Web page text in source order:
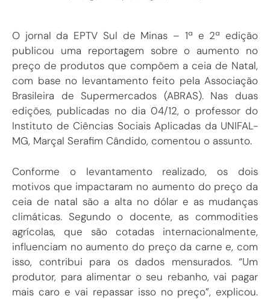
O jornal da EPTV Sul de Minas – 1ª e 2ª edição
publicou uma reportagem sobre o aumento no
preço de produtos que compõem a ceia de Natal,
com base no levantamento feito pela Associação
Brasileira de Supermercados (ABRAS). Nas duas
edições, publicadas no dia 04/12, o professor do
Instituto de Ciências Sociais Aplicadas da UNIFAL-
MG, Marçal Serafim Cândido, comentou o assunto.
Conforme o levantamento realizado, os dois
motivos que impactaram no aumento do preço da
ceia de natal são a alta no dólar e as mudanças
climáticas. Segundo o docente, as commodities
agrícolas, que são cotadas internacionalmente,
influenciam no aumento do preço da carne e, com
isso, contribui para os dados mensurados. “Um
produtor, para alimentar o seu rebanho, vai pagar
mais caro e vai repassar isso no preço”, explicou.